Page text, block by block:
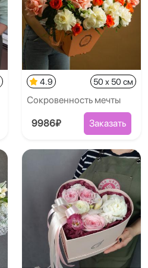
4.9 50 x 50 см
Сокровенность мечты
9986₽ Заказать